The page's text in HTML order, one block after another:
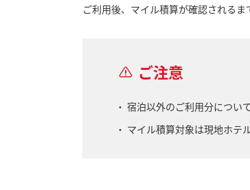
ご利用後、マイル積算が確認されるま
ご注意
宿泊以外のご利用分につい
マイル積算対象は現地ホテ